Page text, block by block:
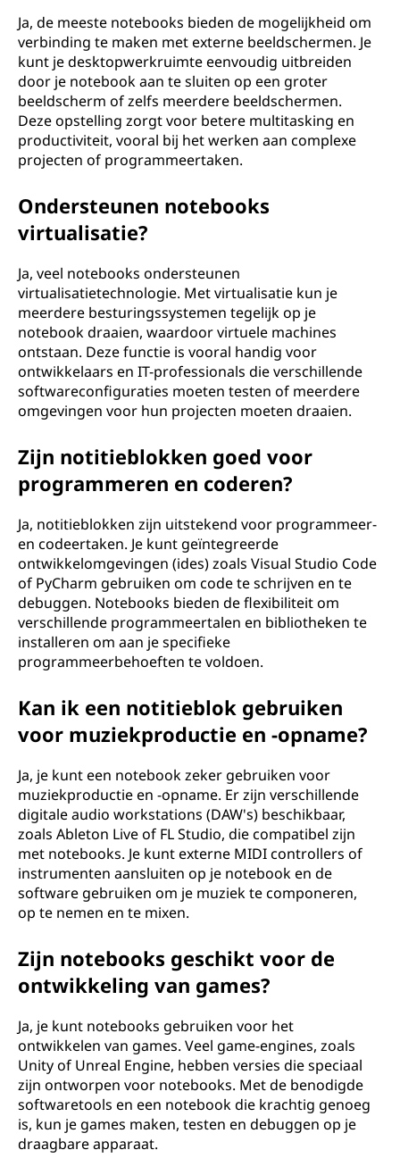
Ja, de meeste notebooks bieden de mogelijkheid om
verbinding te maken met externe beeldschermen. Je
kunt je desktopwerkruimte eenvoudig uitbreiden
door je notebook aan te sluiten op een groter
beeldscherm of zelfs meerdere beeldschermen.
Deze opstelling zorgt voor betere multitasking en
productiviteit, vooral bij het werken aan complexe
projecten of programmeertaken.
Ondersteunen notebooks
virtualisatie?
Ja, veel notebooks ondersteunen
virtualisatietechnologie. Met virtualisatie kun je
meerdere besturingssystemen tegelijk op je
notebook draaien, waardoor virtuele machines
ontstaan. Deze functie is vooral handig voor
ontwikkelaars en IT-professionals die verschillende
softwareconfiguraties moeten testen of meerdere
omgevingen voor hun projecten moeten draaien.
Zijn notitieblokken goed voor
programmeren en coderen?
Ja, notitieblokken zijn uitstekend voor programmeer-
en codeertaken. Je kunt geïntegreerde
ontwikkelomgevingen (ides) zoals Visual Studio Code
of PyCharm gebruiken om code te schrijven en te
debuggen. Notebooks bieden de flexibiliteit om
verschillende programmeertalen en bibliotheken te
installeren om aan je specifieke
programmeerbehoeften te voldoen.
Kan ik een notitieblok gebruiken
voor muziekproductie en -opname?
Ja, je kunt een notebook zeker gebruiken voor
muziekproductie en -opname. Er zijn verschillende
digitale audio workstations (DAW's) beschikbaar,
zoals Ableton Live of FL Studio, die compatibel zijn
met notebooks. Je kunt externe MIDI controllers of
instrumenten aansluiten op je notebook en de
software gebruiken om je muziek te componeren,
op te nemen en te mixen.
Zijn notebooks geschikt voor de
ontwikkeling van games?
Ja, je kunt notebooks gebruiken voor het
ontwikkelen van games. Veel game-engines, zoals
Unity of Unreal Engine, hebben versies die speciaal
zijn ontworpen voor notebooks. Met de benodigde
softwaretools en een notebook die krachtig genoeg
is, kun je games maken, testen en debuggen op je
draagbare apparaat.